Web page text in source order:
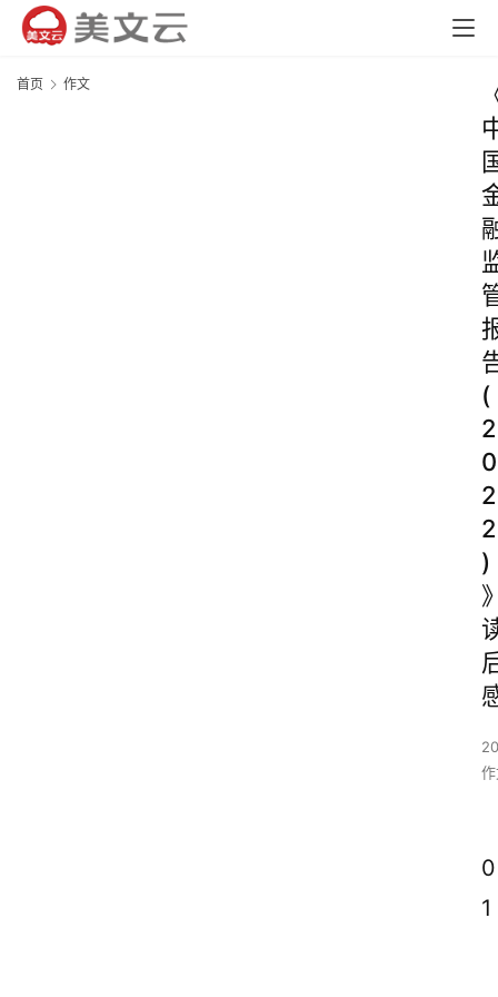
首页 作文
(
2
0
2
2
)
0